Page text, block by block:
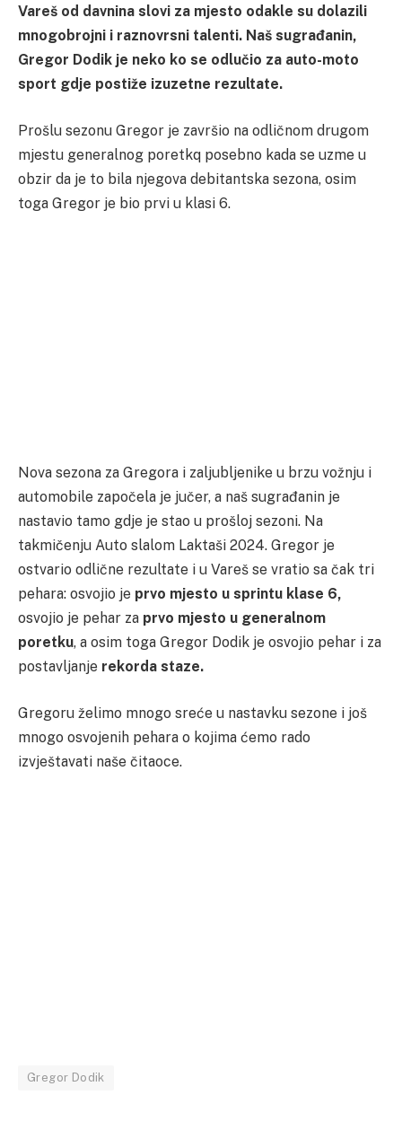
Vareš od davnina slovi za mjesto odakle su dolazili
mnogobrojni i raznovrsni talenti. Naš sugrađanin,
Gregor Dodik je neko ko se odlučio za auto-moto
sport gdje postiže izuzetne rezultate.
Prošlu sezonu Gregor je završio na odličnom drugom
mjestu generalnog poretkq posebno kada se uzme u
obzir da je to bila njegova debitantska sezona, osim
toga Gregor je bio prvi u klasi 6.
Nova sezona za Gregora i zaljubljenike u brzu vožnju i
automobile započela je jučer, a naš sugrađanin je
nastavio tamo gdje je stao u prošloj sezoni. Na
takmičenju Auto slalom Laktaši 2024. Gregor je
ostvario odlične rezultate i u Vareš se vratio sa čak tri
pehara: osvojio je prvo mjesto u sprintu klase 6,
osvojio je pehar za prvo mjesto u generalnom
poretku, a osim toga Gregor Dodik je osvojio pehar i za
postavljanje rekorda staze.
Gregoru želimo mnogo sreće u nastavku sezone i još
mnogo osvojenih pehara o kojima ćemo rado
izvještavati naše čitaoce.
Gregor Dodik